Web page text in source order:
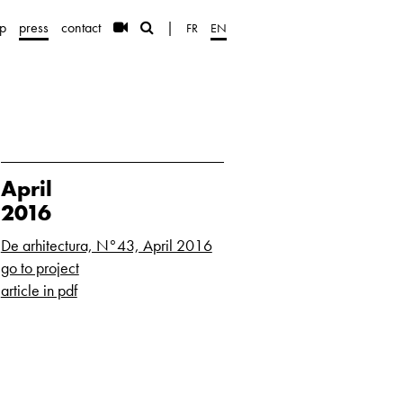
press contact | FR EN
April
2016
De arhitectura, N°43, April 2016
go to project
article in pdf